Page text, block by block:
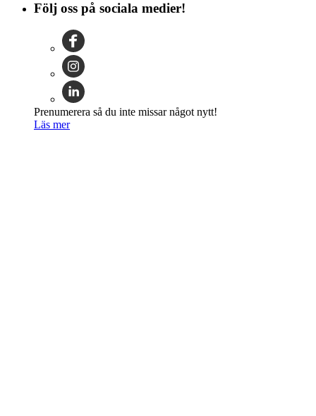
Följ oss på sociala medier!
Prenumerera så du inte missar något nytt!
Läs mer